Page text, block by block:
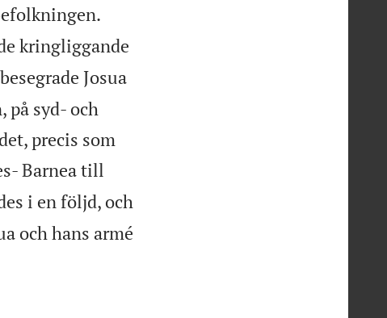

kringliggande
Josua
på syd- och
precis som
Barnea till
i en följd, och
och hans armé